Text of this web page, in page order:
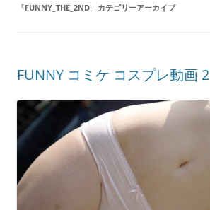
「FUNNY_THE_2ND 」カテゴリーアーカイブ
FUNNY コミケ コスプレ動画 2